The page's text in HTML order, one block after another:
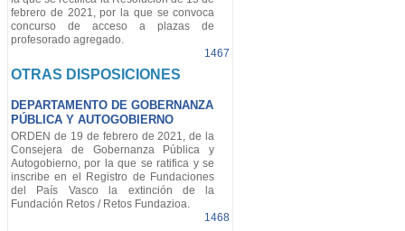
febrero de 2021, por la que se convoca
concurso de acceso a plazas de
profesorado agregado.
1467
OTRAS DISPOSICIONES
DEPARTAMENTO DE GOBERNANZA
PÚBLICA Y AUTOGOBIERNO
ORDEN de 19 de febrero de 2021, de la
Consejera de Gobernanza Pública y
Autogobierno, por la que se ratifica y se
inscribe en el Registro de Fundaciones
del País Vasco la extinción de la
Fundación Retos / Retos Fundazioa.
1468